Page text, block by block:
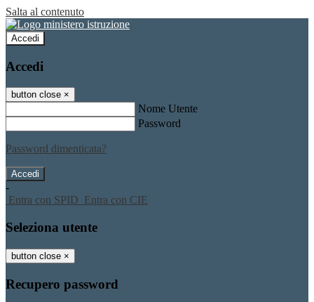
Salta al contenuto
Accedi
Accedi
button close ×
Nome Utente
Password
Password dimenticata?
-
Entra con SPID Entra con CIE
Seleziona utente
button close ×
Recupero password